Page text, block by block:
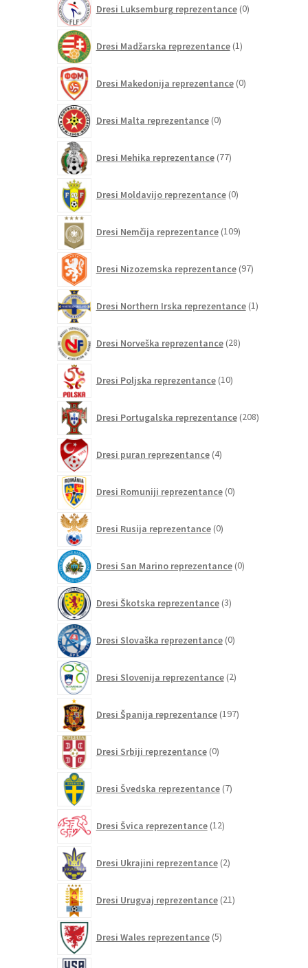
Dresi Luksemburg reprezentance 0izdelkov
Dresi Madžarska reprezentance 1izdelek
Dresi Makedonija reprezentance 0izdelkov
Dresi Malta reprezentance 0izdelkov
Dresi Mehika reprezentance 77izdelkov
Dresi Moldavijo reprezentance 0izdelkov
Dresi Nemčija reprezentance 109izdelkov
Dresi Nizozemska reprezentance 97izdelkov
Dresi Northern Irska reprezentance 1izdelek
Dresi Norveška reprezentance 28izdelkov
Dresi Poljska reprezentance 10izdelkov
Dresi Portugalska reprezentance 208izdelkov
Dresi puran reprezentance 4izdelki
Dresi Romuniji reprezentance 0izdelkov
Dresi Rusija reprezentance 0izdelkov
Dresi San Marino reprezentance 0izdelkov
Dresi Škotska reprezentance 3izdelki
Dresi Slovaška reprezentance 0izdelkov
Dresi Slovenija reprezentance 2izdelka
Dresi Španija reprezentance 197izdelkov
Dresi Srbiji reprezentance 0izdelkov
Dresi Švedska reprezentance 7izdelkov
Dresi Švica reprezentance 12izdelkov
Dresi Ukrajini reprezentance 2izdelka
Dresi Urugvaj reprezentance 21izdelkov
Dresi Wales reprezentance 5izdelkov